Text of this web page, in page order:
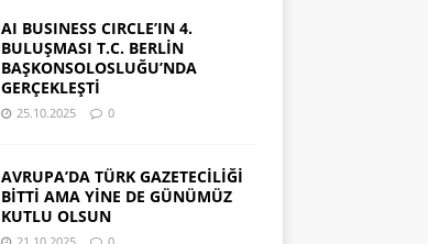
AI BUSINESS CIRCLE’IN 4.
BULUŞMASI T.C. BERLİN
BAŞKONSOLOSLUĞU’NDA
GERÇEKLEŞTİ
25.10.2025 0
AVRUPA’DA TÜRK GAZETECİLİĞİ
BİTTİ AMA YİNE DE GÜNÜMÜZ
KUTLU OLSUN